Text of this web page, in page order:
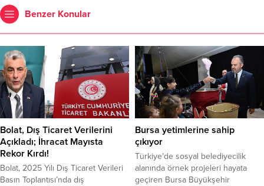
Benzer Konular
Bolat, Dış Ticaret Verilerini
Açıkladı; İhracat Mayısta
Rekor Kırdı!
Bolat, 2025 Yılı Dış Ticaret Verileri
Basın Toplantısı’nda dış
Bursa yetimlerine sahip
çıkıyor
Türkiye’de sosyal belediyecilik
alanında örnek projeleri hayata
geçiren Bursa Büyükşehir